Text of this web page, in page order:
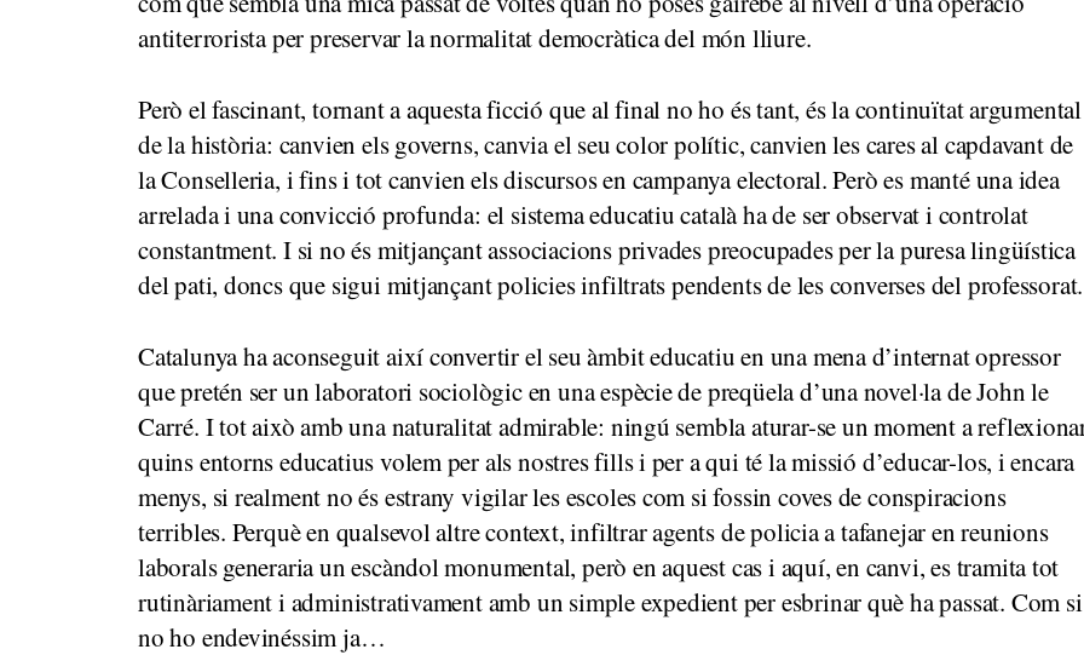
antiterrorista per preservar la normalitat democràtica del món lliure.
Però el fascinant, tornant a aquesta ficció que al final no ho és tant, és la continuïtat argumental
de la història: canvien els governs, canvia el seu color polític, canvien les cares al capdavant de
la Conselleria, i fins i tot canvien els discursos en campanya electoral. Però es manté una idea
arrelada i una convicció profunda: el sistema educatiu català ha de ser observat i controlat
constantment. I si no és mitjançant associacions privades preocupades per la puresa lingüística
del pati, doncs que sigui mitjançant policies infiltrats pendents de les converses del professorat.
Catalunya ha aconseguit així convertir el seu àmbit educatiu en una mena d’internat opressor
que pretén ser un laboratori sociològic en una espècie de preqüela d’una novel·la de John le
Carré. I tot això amb una naturalitat admirable: ningú sembla aturar-se un moment a
quins entorns educatius volem per als nostres fills i per a qui té la missió d’educar-los, i encara
menys, si realment no és estrany vigilar les escoles com si fossin coves de conspiracions
terribles. Perquè en qualsevol altre context, infiltrar agents de policia a tafanejar en reunions
laborals generaria un escàndol monumental, però en aquest cas i aquí, en canvi, es tramita tot
rutinàriament i administrativament amb un simple expedient per esbrinar què ha passat. Com si
no ho endevinéssim ja…